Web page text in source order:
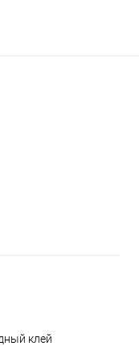
клей